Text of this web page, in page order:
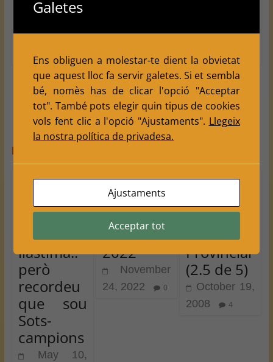
continuin organitzant campionats com aquest
Gaudim dels escacs Campionats al Juny
You May Also Like
La gran
Final: no
ha pogut
ser…
llàstima..
però
recordeu
que sou
Sots-
campions
May 10,
Bellpuig
Ronda 7
Provincial
Lleida
2022
November
24, 2022
0
Resultats
2a ronda
Campion
at
Provincial
(2.5 de 5)
October 19,
2008
4
Galetes
Ens obliguen a molestar-te dient la obvietat
que aquest lloc fa servir galetes. Si et sembla
bé, nomès has de clicar l'opció "Acceptar
tot". També pots elegir quin tipus de cookies
vols fent clic a l'opció "Ajustaments". Llegeix
la nostra política de privadesa.
Ajustaments
Acceptar tot